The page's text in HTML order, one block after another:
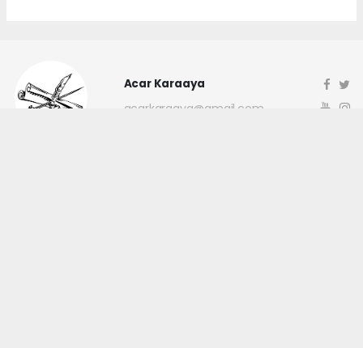
Acar Karaaya
acarkaraaya@gmail.com